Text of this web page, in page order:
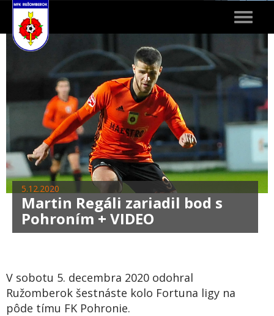
Toggle
5.12.2020
Martin Regáli zariadil bod s
Pohroním + VIDEO
V sobotu 5. decembra 2020 odohral
Ružomberok šestnáste kolo Fortuna ligy na
pôde tímu FK Pohronie.